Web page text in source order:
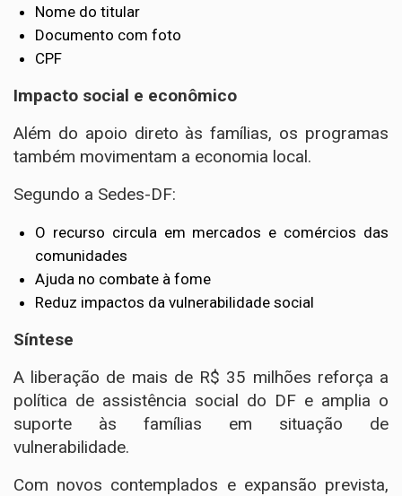
Nome do titular
Documento com foto
CPF
Impacto social e econômico
Além do apoio direto às famílias, os programas
também movimentam a economia local.
Segundo a Sedes-DF:
O recurso circula em mercados e comércios das
comunidades
Ajuda no combate à fome
Reduz impactos da vulnerabilidade social
Síntese
A liberação de mais de R$ 35 milhões reforça a
política de assistência social do DF e amplia o
suporte às famílias em situação de
vulnerabilidade.
Com novos contemplados e expansão prevista,